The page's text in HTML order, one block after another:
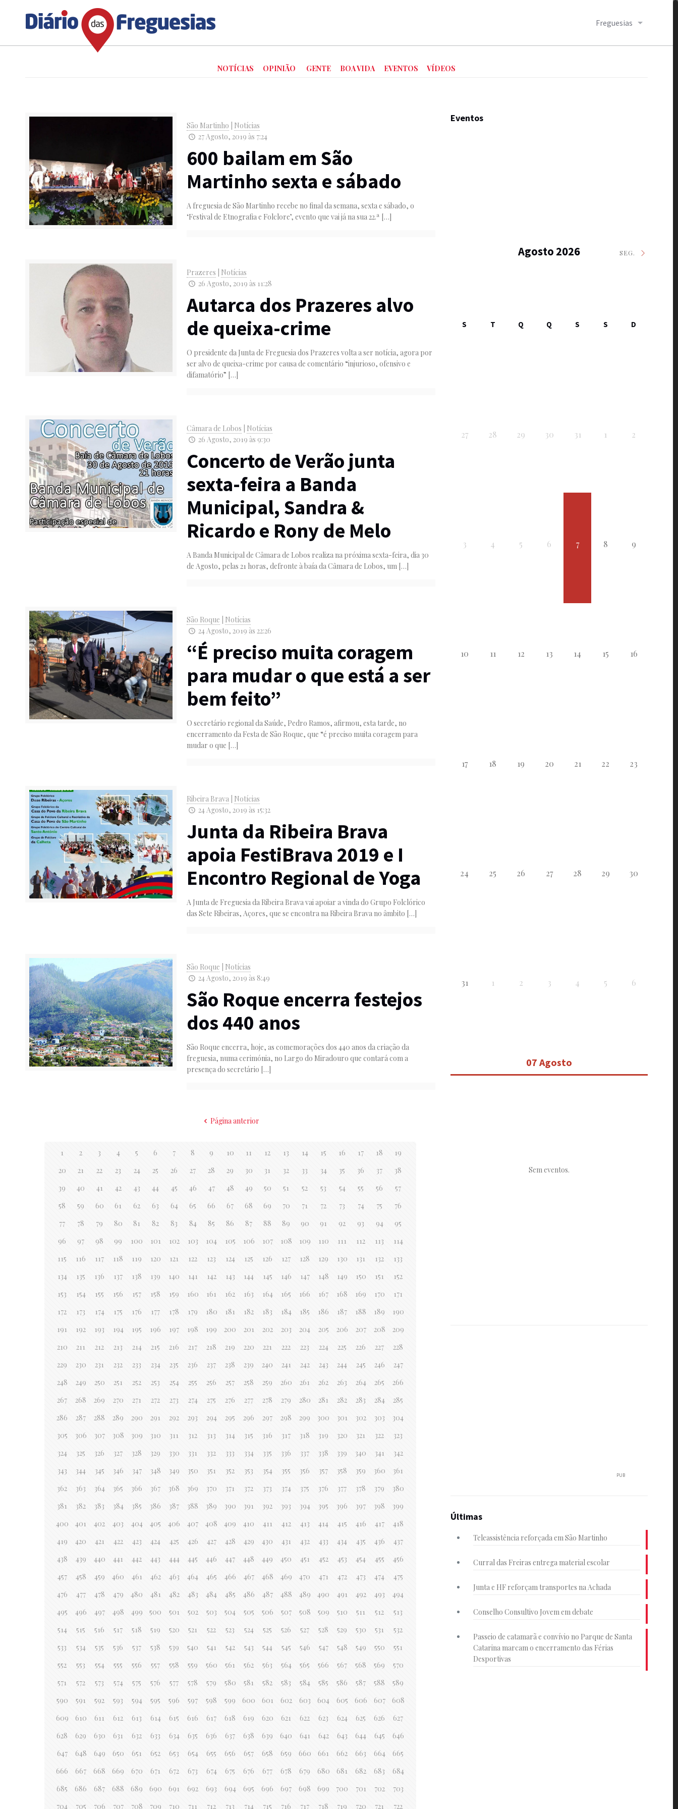
Freguesias
NOTÍCIAS OPINIÃO GENTE BOA VIDA EVENTOS VÍDEOS
São Martinho
Notícias
27 Agosto, 2019 às 7:24
600 bailam em São
Martinho sexta e sábado
A freguesia de São Martinho recebe no final da semana, sexta e sábado, o
‘Festival de Etnografia e Folclore’, evento que vai já na sua 22.ª […]
Prazeres
Notícias
26 Agosto, 2019 às 11:28
Autarca dos Prazeres alvo
de queixa-crime
O presidente da Junta de Freguesia dos Prazeres volta a ser notícia, agora por
ser alvo de queixa-crime por causa de comentário “injurioso, ofensivo e
difamatório” […]
Câmara de Lobos
Notícias
26 Agosto, 2019 às 9:30
Concerto de Verão junta
sexta-feira a Banda
Municipal, Sandra &
Ricardo e Rony de Melo
A Banda Municipal de Câmara de Lobos realiza na próxima sexta-feira, dia 30
de Agosto, pelas 21 horas, defronte à baía da Câmara de Lobos, um […]
São Roque
Notícias
24 Agosto, 2019 às 22:26
“É preciso muita coragem
para mudar o que está a ser
bem feito”
O secretário regional da Saúde, Pedro Ramos, afirmou, esta tarde, no
encerramento da Festa de São Roque, que “é preciso muita coragem para
mudar o que […]
Ribeira Brava Notícias
24 Agosto, 2019 às 15:32
Junta da Ribeira Brava
apoia FestiBrava 2019 e I
Encontro Regional de Yoga
A Junta de Freguesia da Ribeira Brava vai apoiar a vinda do Grupo Folclórico
das Sete Ribeiras, Açores, que se encontra na Ribeira Brava no âmbito […]
São Roque
Notícias
24 Agosto, 2019 às 8:49
São Roque encerra festejos
dos 440 anos
São Roque encerra, hoje, as comemorações dos 440 anos da criação da
freguesia, numa cerimónia, no Largo do Miradouro que contará com a
presença do secretário […]
Página anterior
1 2 3 4 5 6 7 8 9 10 11 12 13 14 15 16 17 18
19
20
21 22 23 24 25 26 27 28 29 30 31 32 33 34 35 36 37
38
39
40 41 42 43 44 45 46 47 48 49 50 51 52 53 54 55 56
57
58
59 60 61 62 63 64 65 66 67 68 69 70 71 72 73 74 75
76
77
78 79 80 81 82 83 84 85 86 87 88 89 90 91 92 93 94
95
96
97 98 99 100 101 102 103 104 105 106 107 108 109 110 111 112 113
114
115
116 117 118 119 120 121 122 123 124 125 126 127 128 129 130 131 132
133
134
135 136 137 138 139 140 141 142 143 144 145 146 147 148 149 150 151
152
153
154 155 156 157 158 159 160 161 162 163 164 165 166 167 168 169 170
171
172
173 174 175 176 177 178 179 180 181 182 183 184 185 186 187 188 189
190
191
192 193 194 195 196 197 198 199 200 201 202 203 204 205 206 207 208
209
210
211 212 213 214 215 216 217 218 219 220 221 222 223 224 225 226 227
228
229
230 231 232 233 234 235 236 237 238 239 240 241 242 243 244 245 246
247
248
249 250 251 252 253 254 255 256 257 258 259 260 261 262 263 264 265
266
267
268 269 270 271 272 273 274 275 276 277 278 279 280 281 282 283 284
285
286
287 288 289 290 291 292 293 294 295 296 297 298 299 300 301 302 303
304
305
306 307 308 309 310 311 312 313 314 315 316 317 318 319 320 321 322
323
324
325 326 327 328 329 330 331 332 333 334 335 336 337 338 339 340 341
342
343
344 345 346 347 348 349 350 351 352 353 354 355 356 357 358 359 360
361
362
363 364 365 366 367 368 369 370 371 372 373 374 375 376 377 378 379
380
381
382 383 384 385 386 387 388 389 390 391 392 393 394 395 396 397 398
399
400
401 402 403 404 405 406 407 408 409 410 411 412 413 414 415 416 417
418
419
420 421 422 423 424 425 426 427 428 429 430 431 432 433 434 435 436
437
438
439 440 441 442 443 444 445 446 447 448 449 450 451 452 453 454 455
456
457
458 459 460 461 462 463 464 465 466 467 468 469 470 471 472 473 474
475
476
477 478 479 480 481 482 483 484 485 486 487 488 489 490 491 492 493
494
495
496 497 498 499 500 501 502 503 504 505 506 507 508 509 510 511 512
513
514
515 516 517 518 519 520 521 522 523 524 525 526 527 528 529 530 531
532
533
534 535 536 537 538 539 540 541 542 543 544 545 546 547 548 549 550
551
552
553 554 555 556 557 558 559 560 561 562 563 564 565 566 567 568 569
570
571
572 573 574 575 576 577 578 579 580 581 582 583 584 585 586 587 588
589
590
591 592 593 594 595 596 597 598 599 600 601 602 603 604 605 606 607
608
609
610 611 612 613 614 615 616 617 618 619 620 621 622 623 624 625 626
627
628
629 630 631 632 633 634 635 636 637 638 639 640 641 642 643 644 645
646
647
648 649 650 651 652 653 654 655 656 657 658 659 660 661 662 663 664
665
666
667 668 669 670 671 672 673 674 675 676 677 678 679 680 681 682 683
684
685
686 687 688 689 690 691 692 693 694 695 696 697 698 699 700 701 702
703
704
705 706 707 708 709 710 711 712 713 714 715 716 717 718 719 720 721 722
Eventos
Agosto 2026 SEG.
S T Q Q S S D
27 28 29 30 31 1 2
3 4 5 6 7 8 9
10 11 12 13 14 15 16
17 18 19 20 21 22 23
24 25 26 27 28 29 30
31 1 2 3 4 5 6
07 Agosto
Sem eventos.
PUB
Últimas
Teleassistência reforçada em São Martinho
Curral das Freiras entrega material escolar
Junta e HF reforçam transportes na Achada
Conselho Consultivo Jovem em debate
Passeio de catamarã e convívio no Parque de Santa
Catarina marcam o encerramento das Férias
Desportivas